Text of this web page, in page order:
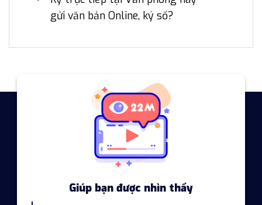
gửi văn bản Online, ký số?
Giúp bạn được nhìn thấy